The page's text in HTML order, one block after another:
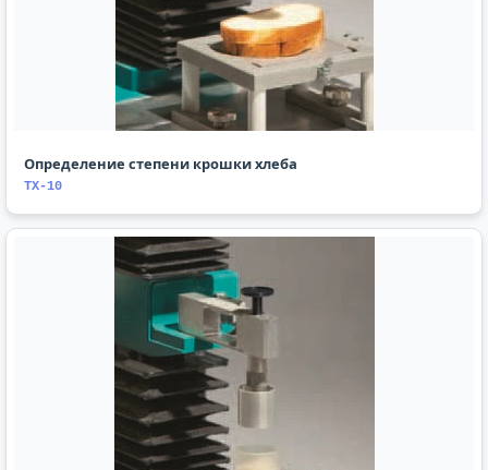
Определение степени крошки хлеба
TX-10